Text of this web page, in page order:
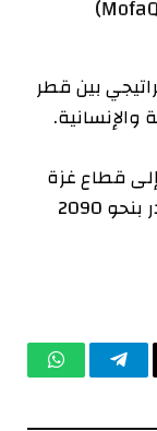
بين قطر
قطاع غزة
منذ 16 أكتوبر/تشرين الأول الماضي تقدر بنحو 2090
تيلقرام